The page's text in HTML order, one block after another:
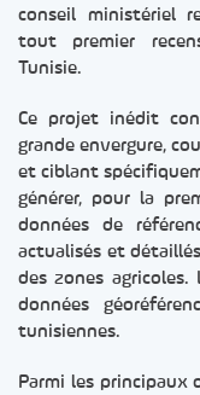
conseil ministériel
tout premier
Tunisie.
Ce projet inédit
grande envergure,
et ciblant
générer, pour la
données de
actualisés et
des zones
données
tunisiennes.
Parmi les